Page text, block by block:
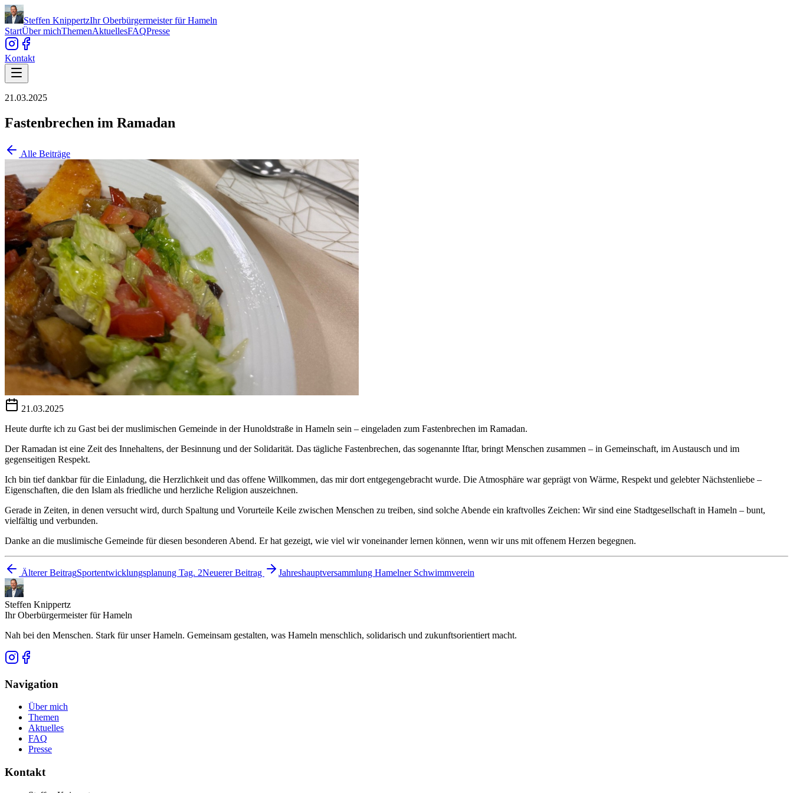
Steffen KnippertzIhr Oberbürgermeister für Hameln
StartÜber michThemenAktuellesFAQPresse
Kontakt
21.03.2025
Fastenbrechen im Ramadan
Alle Beiträge
21.03.2025
Heute durfte ich zu Gast bei der muslimischen Gemeinde in der Hunoldstraße in Hameln sein – eingeladen zum Fastenbrechen im Ramadan.
Der Ramadan ist eine Zeit des Innehaltens, der Besinnung und der Solidarität. Das tägliche Fastenbrechen, das sogenannte Iftar, bringt Menschen zusammen – in Gemeinschaft, im Austausch und im
gegenseitigen Respekt.
Ich bin tief dankbar für die Einladung, die Herzlichkeit und das offene Willkommen, das mir dort entgegengebracht wurde. Die Atmosphäre war geprägt von Wärme, Respekt und gelebter Nächstenliebe –
Eigenschaften, die den Islam als friedliche und herzliche Religion auszeichnen.
Gerade in Zeiten, in denen versucht wird, durch Spaltung und Vorurteile Keile zwischen Menschen zu treiben, sind solche Abende ein kraftvolles Zeichen: Wir sind eine Stadtgesellschaft in Hameln – bunt,
vielfältig und verbunden.
Danke an die muslimische Gemeinde für diesen besonderen Abend. Er hat gezeigt, wie viel wir voneinander lernen können, wenn wir uns mit offenem Herzen begegnen.
Älterer BeitragSportentwicklungsplanung Tag. 2Neuerer Beitrag Jahreshauptversammlung Hamelner Schwimmverein
Steffen Knippertz
Ihr Oberbürgermeister für Hameln
Nah bei den Menschen. Stark für unser Hameln. Gemeinsam gestalten, was Hameln menschlich, solidarisch und zukunftsorientiert macht.
Navigation
Über mich
Themen
Aktuelles
FAQ
Presse
Kontakt